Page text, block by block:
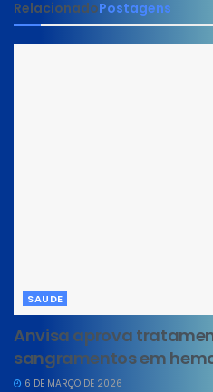
RelacionadoPostagens
SAUDE
Anvisa aprova
sangramentos em
6 DE MARÇO DE 2026